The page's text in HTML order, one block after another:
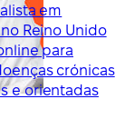
em
Reino Unido
para
crónicas
e orientadas